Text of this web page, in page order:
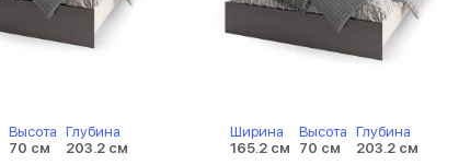
Высота
70 см
Глубина
203.2 см
Ширина
165.2 см
Высота
70 см
Глубина
203.2 см